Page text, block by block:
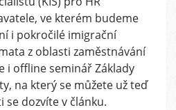
se
do
Klubu
imigračních
specialistů!
ve kterém budeme
i pokročilé imigrační
z oblasti zaměstnávání
i offline seminář Základy
na který se můžete už teď
dozvíte v článku.